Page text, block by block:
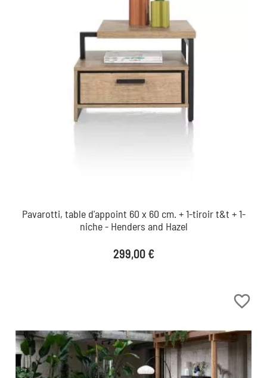
Pavarotti, table d'appoint 60 x 60 cm. + 1-tiroir t&t + 1-
niche - Henders and Hazel
Prix
299,00 €
favorite_border